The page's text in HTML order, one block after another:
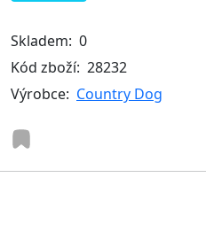
Skladem: 0
Kód zboží: 28232
Výrobce: Country Dog